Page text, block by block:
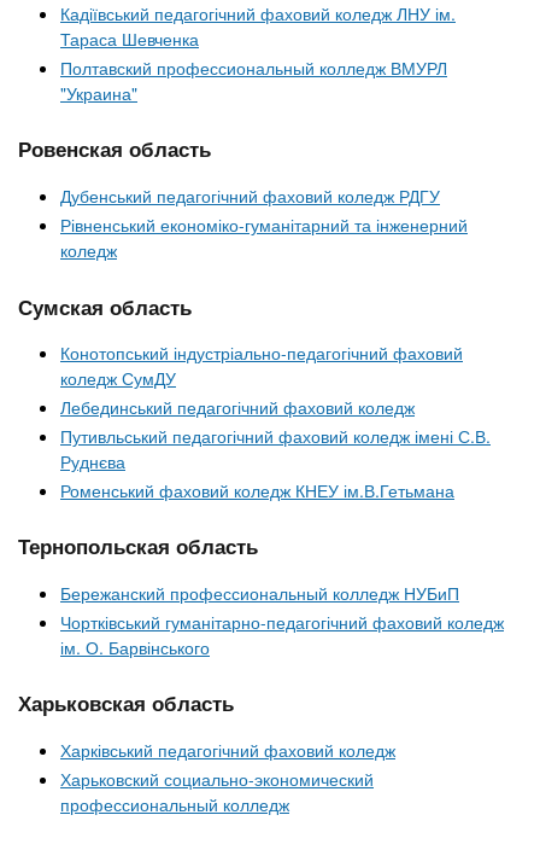
Кадіївський педагогічний фаховий коледж ЛНУ ім.
Тараса Шевченка
Полтавский профессиональный колледж ВМУРЛ
"Украина"
Ровенская область
Дубенський педагогічний фаховий коледж РДГУ
Рівненський економіко-гуманітарний та інженерний
коледж
Сумская область
Конотопський індустріально-педагогічний фаховий
коледж СумДУ
Лебединський педагогічний фаховий коледж
Путивльський педагогічний фаховий коледж імені С.В.
Руднєва
Роменський фаховий коледж КНЕУ ім.В.Гетьмана
Тернопольская область
Бережанский профессиональный колледж НУБиП
Чортківський гуманітарно-педагогічний фаховий коледж
ім. О. Барвінського
Харьковская область
Харківський педагогічний фаховий коледж
Харьковский социально-экономический
профессиональный колледж